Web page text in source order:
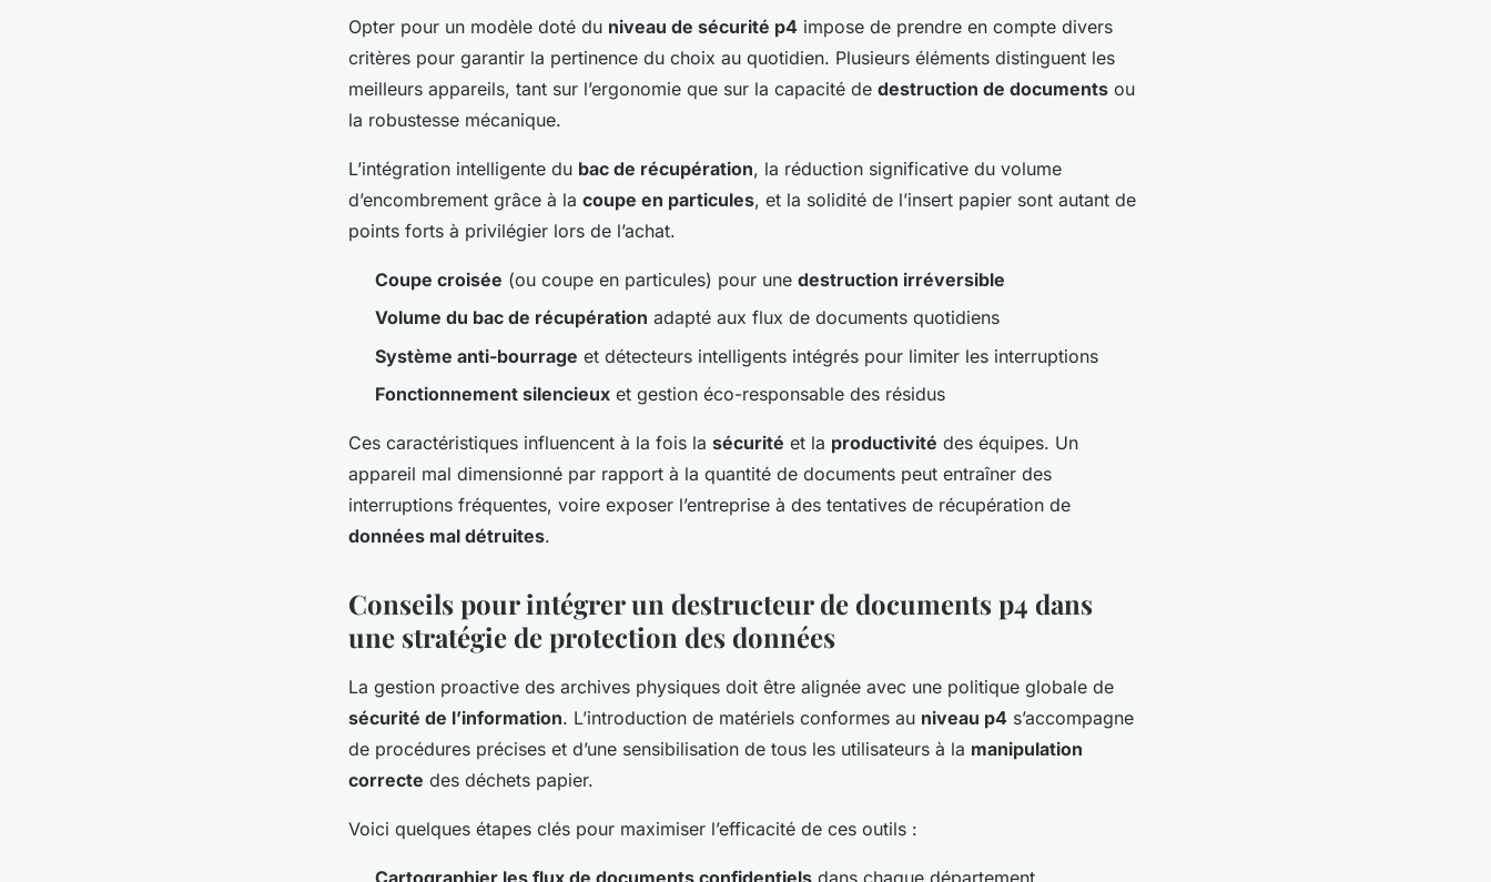
Opter pour un modèle doté du niveau de sécurité p4 impose de prendre en compte divers
critères pour garantir la pertinence du choix au quotidien. Plusieurs éléments distinguent les
meilleurs appareils, tant sur l’ergonomie que sur la capacité de destruction de documents ou
la robustesse mécanique.
L’intégration intelligente du bac de récupération, la réduction significative du volume
d’encombrement grâce à la coupe en particules, et la solidité de l’insert papier sont autant de
points forts à privilégier lors de l’achat.
Coupe croisée (ou coupe en particules) pour une destruction irréversible
Volume du bac de récupération adapté aux flux de documents quotidiens
Système anti-bourrage et détecteurs intelligents intégrés pour limiter les interruptions
Fonctionnement silencieux et gestion éco-responsable des résidus
Ces caractéristiques influencent à la fois la sécurité et la productivité des équipes. Un
appareil mal dimensionné par rapport à la quantité de documents peut entraîner des
interruptions fréquentes, voire exposer l’entreprise à des tentatives de récupération de
données mal détruites.
Conseils pour intégrer un destructeur de documents p4 dans
une stratégie de protection des données
La gestion proactive des archives physiques doit être alignée avec une politique globale de
sécurité de l’information. L’introduction de matériels conformes au niveau p4 s’accompagne
de procédures précises et d’une sensibilisation de tous les utilisateurs à la manipulation
correcte des déchets papier.
Voici quelques étapes clés pour maximiser l’efficacité de ces outils :
Cartographier les flux de documents confidentiels dans chaque département